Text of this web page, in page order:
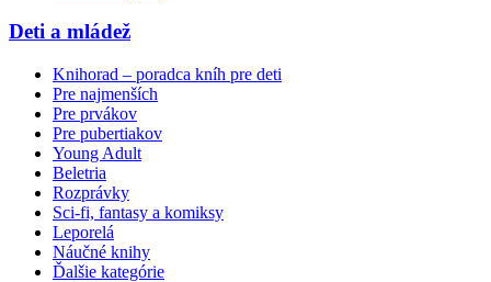
Deti a mládež
Knihorad – poradca kníh pre deti
Pre najmenších
Pre prvákov
Pre pubertiakov
Young Adult
Beletria
Rozprávky
Sci-fi, fantasy a komiksy
Leporelá
Náučné knihy
Ďalšie kategórie